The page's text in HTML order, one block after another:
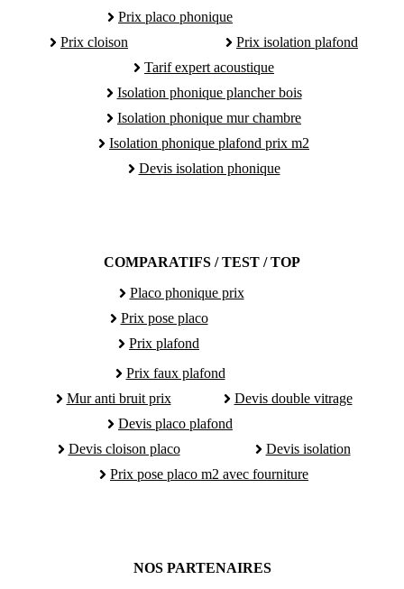
Prix placo phonique
Prix cloison
Prix isolation plafond
Tarif expert acoustique
Isolation phonique plancher bois
Isolation phonique mur chambre
Isolation phonique plafond prix m2
Devis isolation phonique
COMPARATIFS / TEST / TOP
Placo phonique prix
Prix pose placo
Prix plafond
Prix faux plafond
Mur anti bruit prix
Devis double vitrage
Devis placo plafond
Devis cloison placo
Devis isolation
Prix pose placo m2 avec fourniture
NOS PARTENAIRES